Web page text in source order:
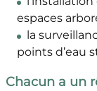
espaces
la
points d’eau
Chacun a un